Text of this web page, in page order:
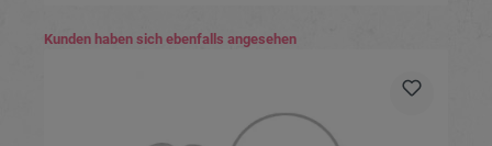
Produktgalerie überspringen
Kunden haben sich ebenfalls angesehen